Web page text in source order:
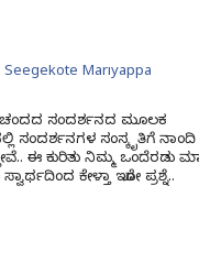
Seegekote Mariyappa
ಸಂದರ್ಶನದ ಮೂಲಕ
ಸಂದರ್ಶನಗಳ ಸಂಸ್ಕೃತಿಗೆ ನಾಂದಿ
ಈ ಕುರಿತು ನಿಮ್ಮ ಒಂದೆರಡು
ಕೇಳ್ತಾ ಇರೋ ಪ್ರಶ್ನೆ..